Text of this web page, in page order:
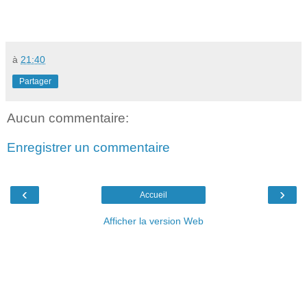
à 21:40
Partager
Aucun commentaire:
Enregistrer un commentaire
‹ ›
Accueil
Afficher la version Web